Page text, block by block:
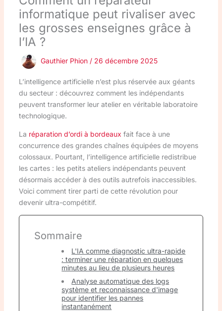
informatique peut rivaliser avec
les grosses enseignes grâce à
l’IA ?
Gauthier Phion / 26 décembre 2025
L’intelligence artificielle n’est plus réservée aux géants
du secteur : découvrez comment les indépendants
peuvent transformer leur atelier en véritable laboratoire
technologique.
La réparation d’ordi à bordeaux fait face à une
concurrence des grandes chaînes équipées de moyens
colossaux. Pourtant, l’intelligence artificielle redistribue
les cartes : les petits ateliers indépendants peuvent
désormais accéder à des outils autrefois inaccessibles.
Voici comment tirer parti de cette révolution pour
devenir ultra-compétitif.
Sommaire
L'IA comme diagnostic ultra-rapide
: terminer une réparation en quelques
minutes au lieu de plusieurs heures
Analyse automatique des logs
système et reconnaissance d'image
pour identifier les pannes
instantanément